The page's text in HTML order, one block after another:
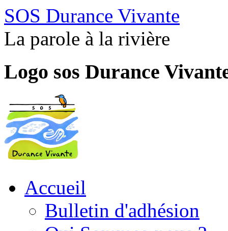
SOS Durance Vivante
La parole à la rivière
Logo sos Durance
Accueil
Bulletin d'adhésion